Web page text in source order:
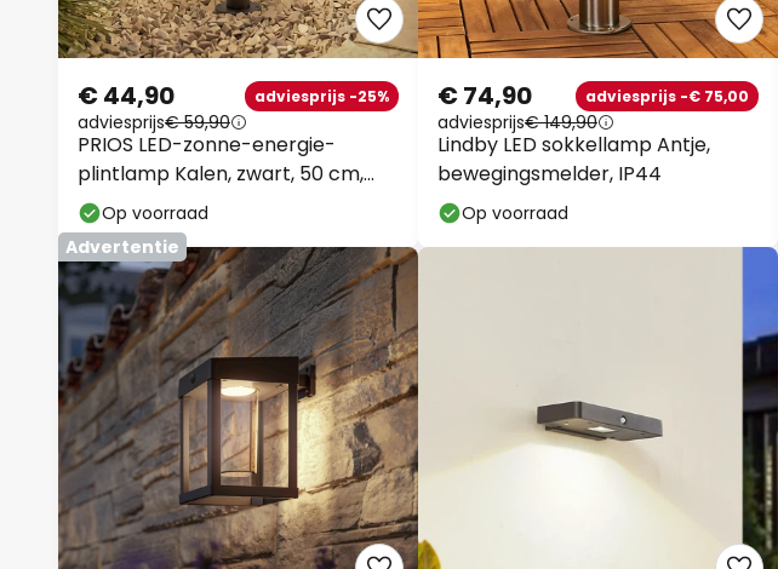
PRIOS LED-zonne-energie-
plintlamp Kalen, zwart, 50 cm,
sensor
€ 44,90 adviesprijs -25%
adviesprijs€ 59,90
Op voorraad
Lindby LED sokkellamp Antje,
bewegingsmelder, IP44
€ 74,90 adviesprijs -€ 75,00
adviesprijs€ 149,90
Op voorraad
Advertentie